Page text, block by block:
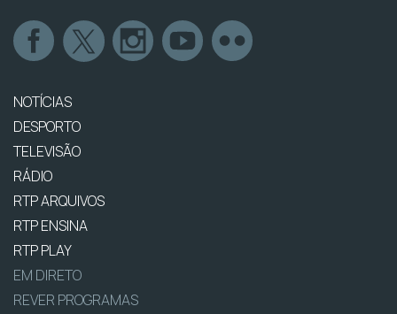
NOTÍCIAS
DESPORTO
TELEVISÃO
RÁDIO
RTP ARQUIVOS
RTP ENSINA
RTP PLAY
EM DIRETO
REVER PROGRAMAS